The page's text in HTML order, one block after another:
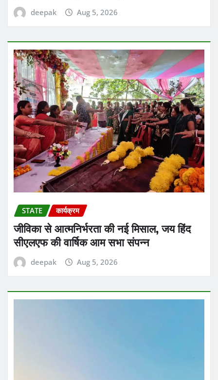
deepak Aug 5, 2026
STATE कार्यक्रम
जीविका से आत्मनिर्भरता की नई मिसाल, जय हिंद
सीएलएफ की वार्षिक आम सभा संपन्न
deepak Aug 5, 2026